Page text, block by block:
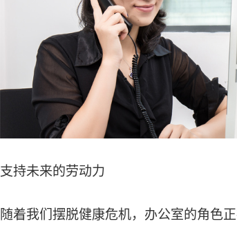
支持未来的劳动力
随着我们摆脱健康危机，办公室的角色